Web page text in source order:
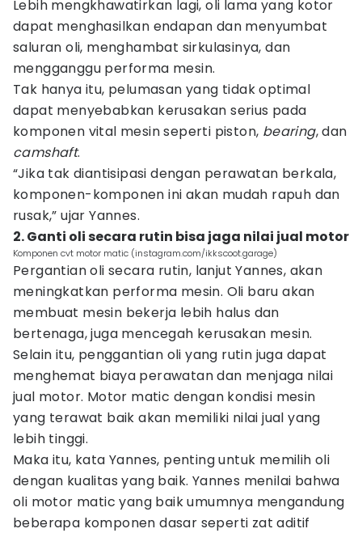
Lebih mengkhawatirkan lagi, oli lama yang kotor
dapat menghasilkan endapan dan menyumbat
saluran oli, menghambat sirkulasinya, dan
mengganggu performa mesin.
Tak hanya itu, pelumasan yang tidak optimal
dapat menyebabkan kerusakan serius pada
komponen vital mesin seperti piston, bearing, dan
camshaft.
“Jika tak diantisipasi dengan perawatan berkala,
komponen-komponen ini akan mudah rapuh dan
rusak,” ujar Yannes.
2. Ganti oli secara rutin bisa jaga nilai jual motor
Komponen cvt motor matic (instagram.com/ikkscoot.garage)
Pergantian oli secara rutin, lanjut Yannes, akan
meningkatkan performa mesin. Oli baru akan
membuat mesin bekerja lebih halus dan
bertenaga, juga mencegah kerusakan mesin.
Selain itu, penggantian oli yang rutin juga dapat
menghemat biaya perawatan dan menjaga nilai
jual motor. Motor matic dengan kondisi mesin
yang terawat baik akan memiliki nilai jual yang
lebih tinggi.
Maka itu, kata Yannes, penting untuk memilih oli
dengan kualitas yang baik. Yannes menilai bahwa
oli motor matic yang baik umumnya mengandung
beberapa komponen dasar seperti zat aditif